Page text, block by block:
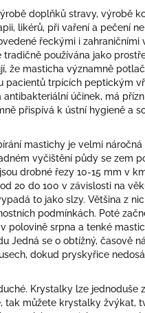
doplňků stravy, výrobě
likérů, při vaření a pečení
řeckými i zahraničními
používána jako
že masticha významně
pacientů trpících peptickým
účinek, má
přispívá k ústní hygieně a
mastichy je velmi
vyčištění půdy se zem
drobné řezy 10-15 mm v
20 do 100 v závislosti na
to jako slzy. Většina z
podmínkách. Poté
polovině srpna a tenké
Jedná se o obtížný, časově
dokud pryskyřice
Krystalky lze jednoduše
tak můžete krystalky žvýkat,